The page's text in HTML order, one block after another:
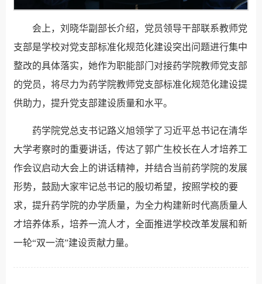
会上，刘晓华副部长介绍，党员领导干部联系教师党
支部是学校对党支部标准化规范化建设突出问题进行集中
整改的具体落实，她作为职能部门对接药学院教师党支部
的党员，将尽力为药学院教师党支部标准化规范化建设提
供助力，提升党支部建设质量和水平。
药学院党总支书记路义旭领学了习近平总书记在清华
大学考察时的重要讲话，传达了郭广生校长在人才培养工
作会议启动大会上的讲话精神，并结合当前药学院的发展
形势，鼓励大家牢记总书记的殷切希望，按照学校的要
求，提升药学院的办学质量，为全力构建新时代高质量人
才培养体系，培养一流人才，全面推进学校改革发展和新
一轮“双一流”建设贡献力量。